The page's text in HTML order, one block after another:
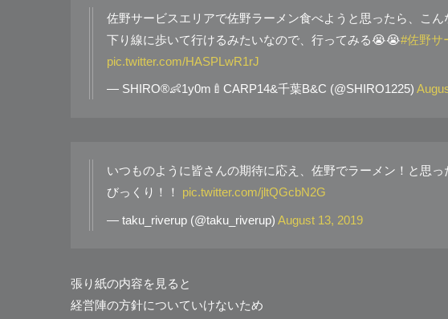
佐野サービスエリアで佐野ラーメン食べようと思ったら、こ
下り線に歩いて行けるみたいなので、行ってみる😭😭#佐野サ
pic.twitter.com/HASPLwR1rJ
— SHIRO®︎👶1y0m🍼CARP14&千葉B&C (@SHIRO1225)
いつものように皆さんの期待に応え、佐野でラーメン！と思っ
びっくり！！ pic.twitter.com/jltQGcbN2G
— taku_riverup (@taku_riverup) August 13, 2019
張り紙の内容を見ると
経営陣の方針についていけないため